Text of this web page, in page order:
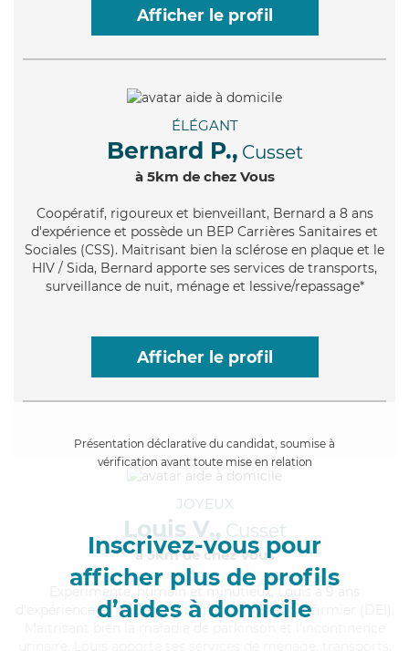
Afficher le profil
ÉLÉGANT
Bernard P., Cusset
à 5km de chez Vous
Coopératif, rigoureux et bienveillant, Bernard a 8 ans
d'expérience et possède un BEP Carrières Sanitaires et
Sociales (CSS). Maitrisant bien la sclérose en plaque et le
HIV / Sida, Bernard apporte ses services de transports,
surveillance de nuit, ménage et lessive/repassage*
Afficher le profil
Présentation déclarative du candidat, soumise à
vérification avant toute mise en relation
Inscrivez-vous pour
afficher plus de profils
d’aides à domicile
JOYEUX
Louis V., Cusset
à 5km de chez Vous
, humain et minutieux, Louis a 9 ans
d'expérience et possède un diplôme d'Etat d'infirmier (DEI).